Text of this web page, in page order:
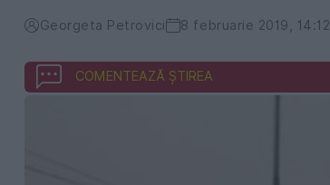
Georgeta Petrovici 8 februarie 2019, 14:12
COMENTEAZĂ ȘTIREA